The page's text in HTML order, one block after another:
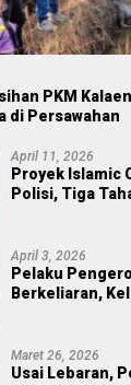
PKM
di Persawahan
April 11, 2026
Proyek Islamic
Polisi, Tiga
April 3, 2026
Pelaku
Berkeliaran,
Maret 26, 2026
Usai Lebaran,